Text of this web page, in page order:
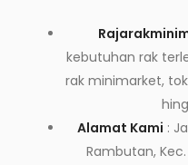
kebutuhan rak
rak minimarket,
Alamat Kami :
Rambutan,